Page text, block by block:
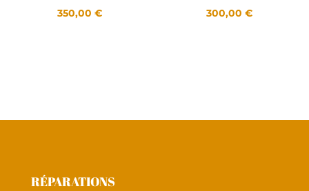
350,00 € 300,00€
RÉPARATIONS